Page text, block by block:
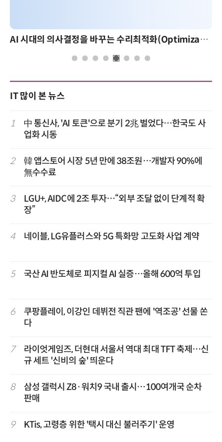
AI 시대의 의사결정을 바꾸는 수리최적화(Optimization): 실제 산업 적용 사례와 활용 전략
IT 많이 본 뉴스
1
中 통신사, 'AI 토큰'으로 분기 2兆 벌었다…한국도 사
업화 시동
2
韓 앱스토어 시장 5년 만에 38조원…개발자 90%에
無수수료
3
LGU+, AIDC에 2조 투자…“외부 조달 없이 단계적 확
장”
4 네이블, LG유플러스와 5G 특화망 고도화 사업 계약
5 국산 AI 반도체로 피지컬 AI 실증…올해 600억 투입
6
쿠팡플레이, 이강인 데뷔전 직관 팬에 '역조공' 선물 쏜
다
7
라이엇게임즈, 더현대 서울서 역대 최대 TFT 축제…신
규 세트 '신비의 숲' 띄운다
8
삼성 갤럭시 Z8·워치9 국내 출시…100여개국 순차
판매
9 KTis, 고령층 위한 '택시 대신 불러주기' 운영